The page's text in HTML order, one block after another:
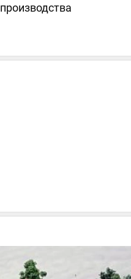
производства